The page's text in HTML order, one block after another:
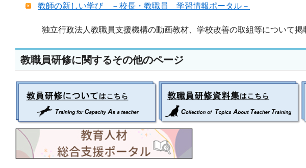
教師の新しい学び －校長・教職員 学習情報ポータル－
独立行政法人教職員支援機構の動画教材、学校改善の取組等について掲
教職員研修に関するその他のページ